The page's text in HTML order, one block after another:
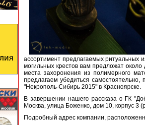
ассортимент предлагаемых ритуальных
могильных крестов вам предложат
места захоронения из полимерного
предлагаем убедиться
"Некрополь-Сибирь 2015" в Красноярске.
В завершении нашего рассказа о ГК
Москва, улица Боженко, дом 10, корпус 3
Подробный адрес компании,